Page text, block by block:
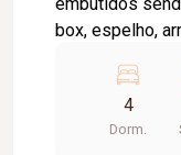
embutidos
box, espelho,
bancada em
depósito, área externa com piscina com
4
Dorm.